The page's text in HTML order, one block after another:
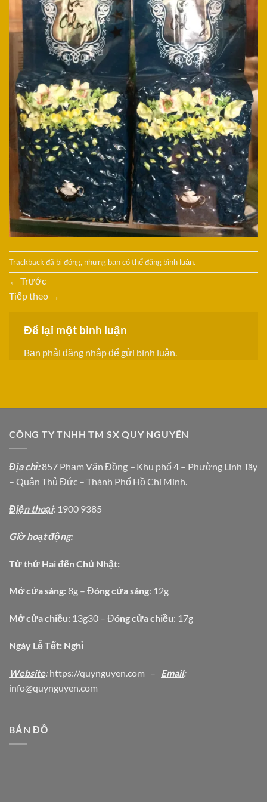
Trackback đã bị đóng, nhưng bạn có thểđăng bình luận.
← Trước
Tiếp theo →
Để lại một bình luận
Bạn phải đăng nhậpđể gửi bình luận.
CÔNG TY TNHH TM SX QUY NGUYÊN
Địa chỉ:857 Phạm Văn Đồng – Khu phố 4 – Phường Linh Tây
– Quận Thủ Đức – Thành Phố Hồ Chí Minh.
Địện thoại: 1900 9385
Giờ hoạt động:
Từ thứ Hai đến Chủ Nhật:
Mở cửa sáng: 8g – Đóng cửa sáng: 12g
Mở cửa chiều: 13g30 – Đóng cửa chiều: 17g
Ngày Lễ Tết: Nghỉ
Website:https://quynguyen.com – Email:
info@quynguyen.com
BẢN ĐỒ